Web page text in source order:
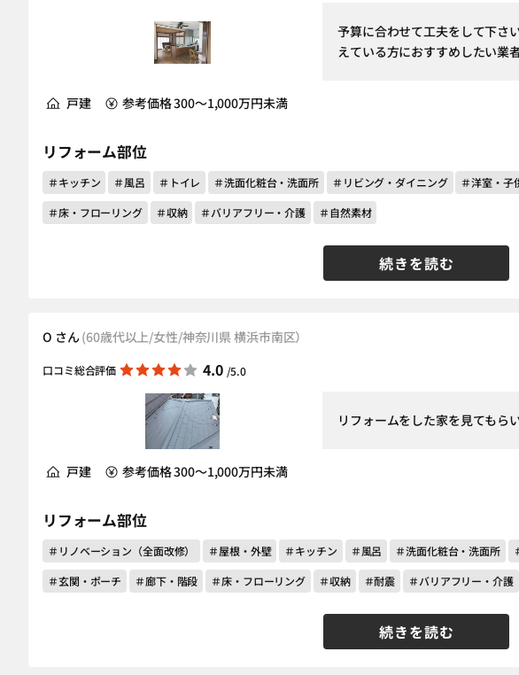
予算に合わせて工夫をして下さ
えている方におすすめしたい業
続きを読む
戸建 参考価格 300～1,000万円未満
リフォーム部位
＃キッチン ＃風呂 ＃トイレ ＃洗面化粧台・洗面所 ＃リビング・ダイニング ＃洋室・子
＃床・フローリング
＃収納 ＃バリアフリー・介護 ＃自然素材
O さん(60歳代以上/女性/神奈川県 横浜市南区）
口コミ総合評価 4.0 /5.0
リフォームをした家を見てもら
続きを読む
戸建 参考価格 300～1,000万円未満
リフォーム部位
＃リノベーション（全面改修） ＃屋根・外壁 ＃キッチン ＃風呂 ＃洗面化粧台・洗面所
＃玄関・ポーチ
＃廊下・階段 ＃床・フローリング ＃収納 ＃耐震 ＃バリアフリー・介護